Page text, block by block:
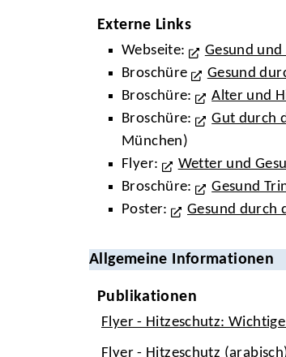
Externe Links
Webseite: Gesund
Broschüre
Gesund
Broschüre:
Alter und
Broschüre:
Gut durch
München)
Flyer:
Wetter und
Broschüre:
Gesund
Poster:
Gesund durch
Allgemeine Informationen
Publikationen
Flyer - Hitzeschutz:
Flyer - Hitzeschutz